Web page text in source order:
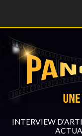
INTERVIEW